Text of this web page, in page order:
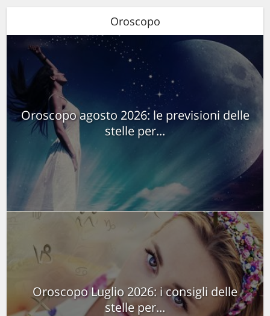
Oroscopo
Oroscopo agosto 2026: le previsioni delle
stelle per...
Oroscopo Luglio 2026: i consigli delle
stelle per...